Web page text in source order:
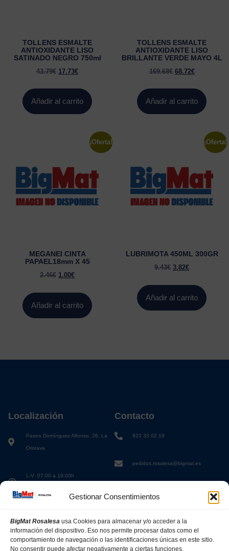
Gestionar Consentimientos
BigMat Rosalesa usa Cookies para almacenar y/o acceder a la
información del dispositivo. Eso nos permite procesar datos como el
comportamiento de navegación o las identificaciones únicas en este sitio.
No consentir puede afectar negativamente a ciertas funciones.
TOLLENS ESMALTE
ANTIOXIDANTE LISO
SATINADO NEGRO 750ml
43.79€ 17.73€
Añadir al carrito
TOLLENS ESMALTE
ANTIOXIDANTE LISO
BRILLANTE VERDE MAYO 4L
169.68€ 68.72€
Añadir al carrito
¡Oferta!
MEGANEI CINTA
PAPAEL18mm X 45
2.46€ 1.00€
Añadir al carrito
¡Oferta!
LUBRIMOTA 450ML 300GR
9.43€ 3.82€
Añadir al carrito
Localización
Paseo Domínguez Alfonso, 26. La
Orotava
L-V: 07:00 a 19:00h
Contacto
922 33 02 18
pedidos.rosalesa@bigmat.es